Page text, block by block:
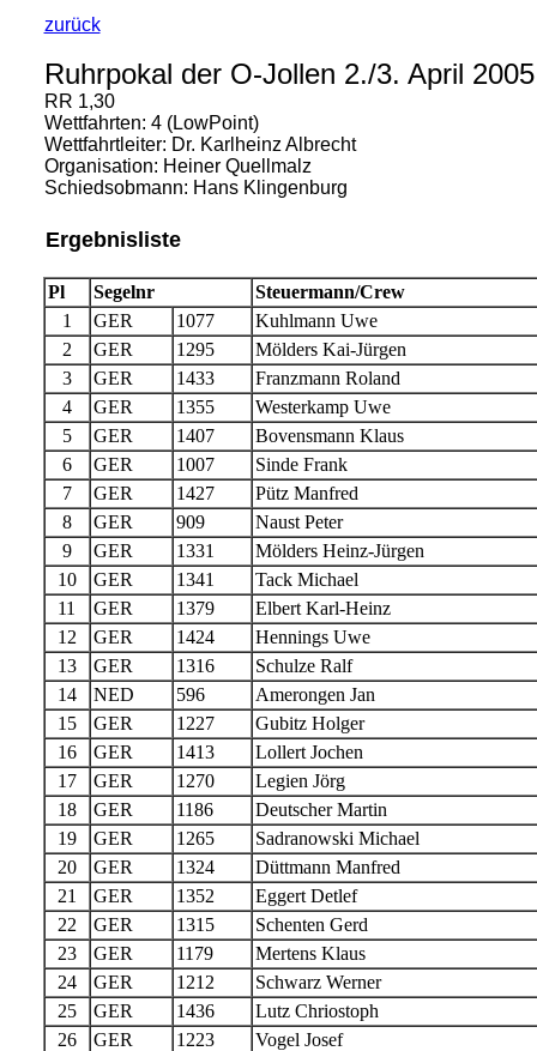
zurück
Ruhrpokal der O-Jollen 2./3. April 2005
RR 1,30
Wettfahrten: 4 (LowPoint)
Wettfahrtleiter: Dr. Karlheinz Albrecht
Organisation: Heiner Quellmalz
Schiedsobmann: Hans Klingenburg
Ergebnisliste
Pl Segelnr
Steuermann/Crew
1
GER 1077
Kuhlmann Uwe
2
GER 1295
Mölders Kai-Jürgen
3
GER 1433
Franzmann Roland
4
GER 1355
Westerkamp Uwe
5
GER 1407
Bovensmann Klaus
6
GER 1007
Sinde Frank
7
GER 1427
Pütz Manfred
8
GER 909
Naust Peter
9
GER 1331
Mölders Heinz-Jürgen
10
GER 1341
Tack Michael
11
GER 1379
Elbert Karl-Heinz
12
GER 1424
Hennings Uwe
13
GER 1316
Schulze Ralf
14
NED 596
Amerongen Jan
15
GER 1227
Gubitz Holger
16
GER 1413
Lollert Jochen
17
GER 1270
Legien Jörg
18
GER 1186
Deutscher Martin
19
GER 1265
Sadranowski Michael
20
GER 1324
Düttmann Manfred
21
GER 1352
Eggert Detlef
22
GER 1315
Schenten Gerd
23
GER 1179
Mertens Klaus
24
GER 1212
Schwarz Werner
25
GER 1436
Lutz Chriostoph
26
GER 1223
Vogel Josef